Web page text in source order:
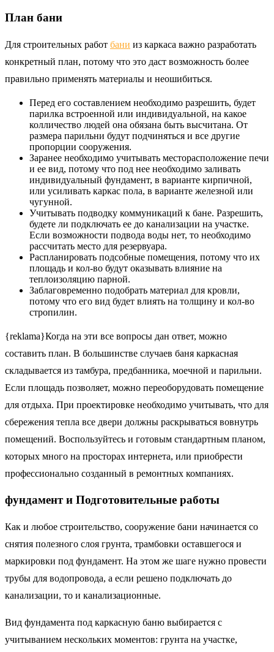
План бани
Для строительных работ бани из каркаса важно разработать
конкретный план, потому что это даст возможность более
правильно применять материалы и неошибиться.
Перед его составлением необходимо разрешить, будет
парилка встроенной или индивидуальной, на какое
колличество людей она обязана быть высчитана. От
размера парильни будут подчиняться и все другие
пропорции сооружения.
Заранее необходимо учитывать месторасположение печи
и ее вид, потому что под нее необходимо заливать
индивидуальный фундамент, в варианте кирпичной,
или усиливать каркас пола, в варианте железной или
чугунной.
Учитывать подводку коммуникаций к бане. Разрешить,
будете ли подключать ее до канализации на участке.
Если возможности подвода воды нет, то необходимо
рассчитать место для резервуара.
Распланировать подсобные помещения, потому что их
площадь и кол-во будут оказывать влияние на
теплоизоляцию парной.
Заблаговременно подобрать материал для кровли,
потому что его вид будет влиять на толщину и кол-во
стропилин.
{reklama}Когда на эти все вопросы дан ответ, можно
составить план. В большинстве случаев баня каркасная
складывается из тамбура, предбанника, моечной и парильни.
Если площадь позволяет, можно переоборудовать помещение
для отдыха. При проектировке необходимо учитывать, что для
сбережения тепла все двери должны раскрываться вовнутрь
помещений. Воспользуйтесь и готовым стандартным планом,
которых много на просторах интернета, или приобрести
профессионально созданный в ремонтных компаниях.
фундамент и Подготовительные работы
Как и любое строительство, сооружение бани начинается со
снятия полезного слоя грунта, трамбовки оставшегося и
маркировки под фундамент. На этом же шаге нужно провести
трубы для водопровода, а если решено подключать до
канализации, то и канализационные.
Вид фундамента под каркасную баню выбирается с
учитыванием нескольких моментов: грунта на участке,